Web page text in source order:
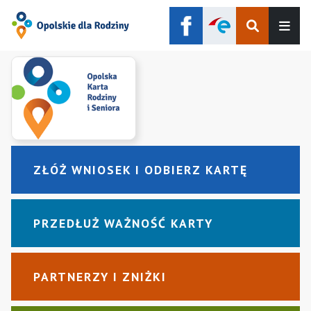
Szukaj
ZŁÓŻ WNIOSEK I ODBIERZ KARTĘ
PRZEDŁUŻ WAŻNOŚĆ KARTY
PARTNERZY I ZNIŻKI